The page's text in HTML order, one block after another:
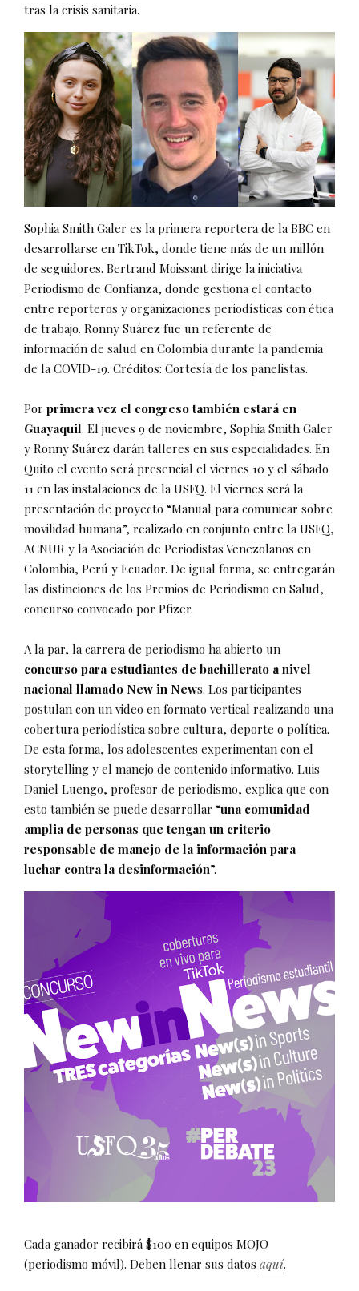
tras la crisis sanitaria.
Sophia Smith Galer es la primera reportera de la BBC en
desarrollarse en TikTok, donde tiene más de un millón
de seguidores. Bertrand Moissant dirige la iniciativa
Periodismo de Confianza, donde gestiona el contacto
entre reporteros y organizaciones periodísticas con ética
de trabajo. Ronny Suárez fue un referente de
información de salud en Colombia durante la pandemia
de la COVID-19. Créditos: Cortesía de los panelistas.
Por primera vez el congreso también estará en
Guayaquil. El jueves 9 de noviembre, Sophia Smith Galer
y Ronny Suárez darán talleres en sus especialidades. En
Quito el evento será presencial el viernes 10 y el sábado
11 en las instalaciones de la USFQ. El viernes será la
presentación de proyecto “Manual para comunicar sobre
movilidad humana”, realizado en conjunto entre la USFQ,
ACNUR y la Asociación de Periodistas Venezolanos en
Colombia, Perú y Ecuador. De igual forma, se entregarán
las distinciones de los Premios de Periodismo en Salud,
concurso convocado por Pfizer.
A la par, la carrera de periodismo ha abierto un
concurso para estudiantes de bachillerato a nivel
nacional llamado New in News. Los participantes
postulan con un video en formato vertical realizando una
cobertura periodística sobre cultura, deporte o política.
De esta forma, los adolescentes experimentan con el
storytelling y el manejo de contenido informativo. Luis
Daniel Luengo, profesor de periodismo, explica que con
esto también se puede desarrollar “una comunidad
amplia de personas que tengan un criterio
responsable de manejo de la información para
luchar contra la desinformación”.
Cada ganador recibirá $100 en equipos MOJO
(periodismo móvil). Deben llenar sus datos aquí.